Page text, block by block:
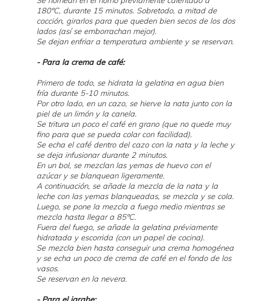
180ºC, durante 15 minutos. Sobretodo, a mitad de
cocción, girarlos para que queden bien secos de los dos
lados (así se emborrachan mejor).
Se dejan enfriar a temperatura ambiente y se reservan.
- Para la crema de café:
Primero de todo, se hidrata la gelatina en agua bien
fría durante 5-10 minutos.
Por otro lado, en un cazo, se hierve la nata junto con la
piel de un limón y la canela.
Se tritura un poco el café en grano (que no quede muy
fino para que se pueda colar con facilidad).
Se echa el café dentro del cazo con la nata y la leche y
se deja infusionar durante 2 minutos.
En un bol, se mezclan las yemas de huevo con el
azúcar y se blanquean ligeramente.
A continuación, se añade la mezcla de la nata y la
leche con las yemas blanqueadas, se mezcla y se cola.
Luego, se pone la mezcla a fuego medio mientras se
mezcla hasta llegar a 85ºC.
Fuera del fuego, se añade la gelatina préviamente
hidratada y escorrida (con un papel de cocina).
Se mezcla bien hasta conseguir una crema homogénea
y se echa un poco de crema de café en el fondo de los
vasos.
Se reservan en la nevera.